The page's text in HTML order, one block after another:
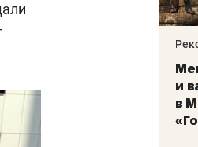
в дикой
и физическим
как основа
команд
и
в